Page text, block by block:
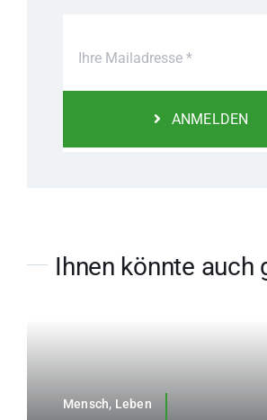
ANMELDEN
Ihnen könnte auch
Mensch, Leben